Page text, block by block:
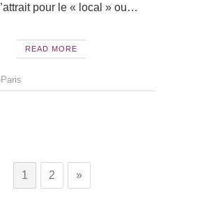
pour le « local » ou…
READ MORE
1 2 »